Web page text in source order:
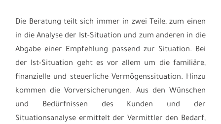
Die Beratung teilt sich immer in zwei Teile, zum einen
in die Analyse der Ist-Situation und zum anderen in die
Abgabe einer Empfehlung passend zur Situation. Bei
der Ist-Situation geht es vor allem um die familiäre,
finanzielle und steuerliche Vermögenssituation. Hinzu
kommen die Vorversicherungen. Aus den Wünschen
und Bedürfnissen des Kunden und der
Situationsanalyse ermittelt der Vermittler den Bedarf,